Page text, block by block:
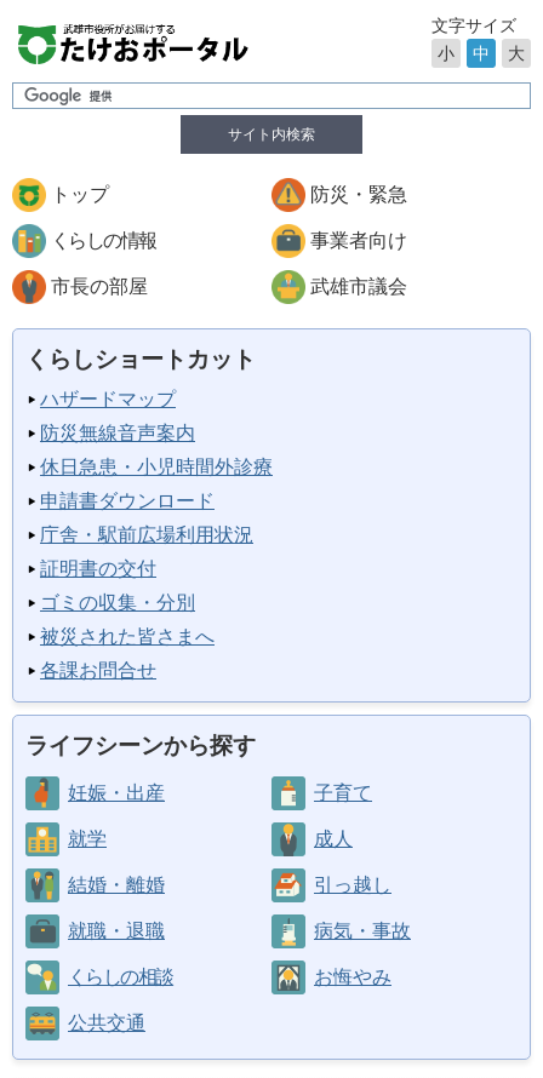
サイト内検索
文字サイズ
小
中 大
トップ 防災・緊急
くらしの情報 事業者向け
市長の部屋 武雄市議会
くらしショートカット
ハザードマップ
防災無線音声案内
休日急患・小児時間外診療
申請書ダウンロード
庁舎・駅前広場利用状況
証明書の交付
ゴミの収集・分別
被災された皆さまへ
各課お問合せ
ライフシーンから探す
妊娠・出産 子育て
就学 成人
結婚・離婚 引っ越し
就職・退職 病気・事故
くらしの相談 お悔やみ
公共交通